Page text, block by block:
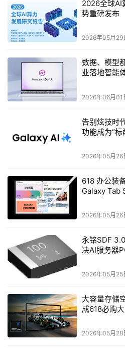
电信运营商都在向vRAN和
极具吸引力的效益，包括网络
算，或称为边缘云的功能将至关
可靠低延迟通信)、mMTC(大规
的应用，低延迟、高可靠性连接
要越来越多计算、存储能力被推
础架构是构建5G世界的重要基
前不久，日本NTT DOCOMO
化部署，并选择了风河Wind
Cloud托管RAN工作负载的功
是一个基于Kubernetes的云基
的开源技术，完全可以满足生
实现对容器平台的集中部署，通
接触部署、自动化故障管理以
的全生命周期管理，检测并自
通过以上两个行业领域边缘场景
会到类似Wind River Studio边
变革的时代已经到来！
2026全球AI
势重磅发布
2026年05月29
数据、模型
业落地智能
2026年06月01
告别炫技时
功能成为“标
2026年05月26
618 办公装
Galaxy Tab
2026年05月26
永铭SDF
决AI服务器
2026年05月25
大容量存储
成618必购
2026年05月28